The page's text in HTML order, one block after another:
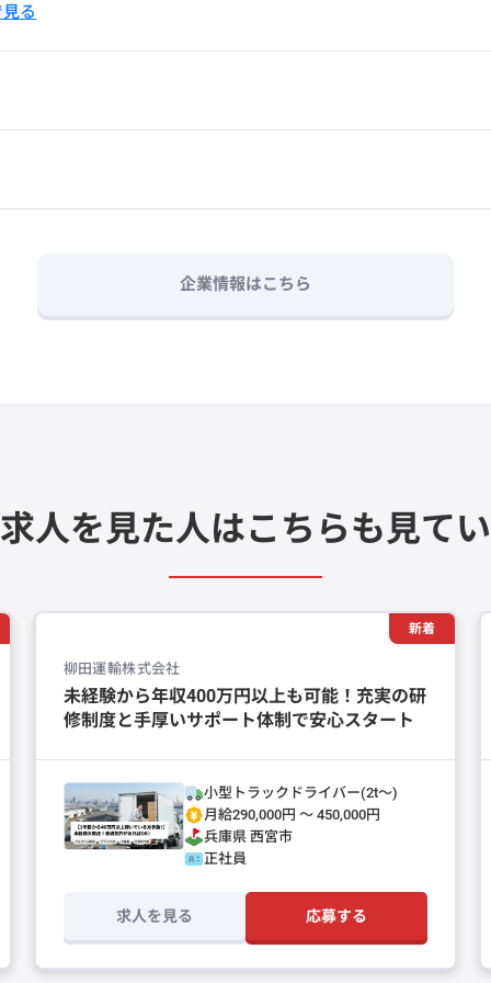
る
企業情報はこちら
人を見た人はこちらも見て
新着
柳田運輸株式会社
未経験から年収400万円以上も可能！充実の研
修制度と手厚いサポート体制で安心スタート
小型トラックドライバー(2t～)
月給290,000円 〜 450,000円
兵庫県 西宮市
正社員
求人を見る 応募する